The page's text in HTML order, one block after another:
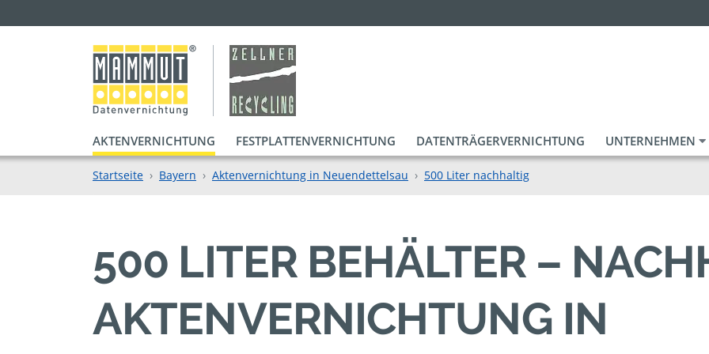
AKTENVERNICHTUNG FESTPLATTENVERNICHTUNG DATENTRÄGERVERNICHTUNG UNTERNEHMEN
Startseite Bayern Aktenvernichtung in Neuendettelsau 500 Liter nachhaltig
500 LITER BEHÄLTER –
AKTENVERNICHTUNG IN